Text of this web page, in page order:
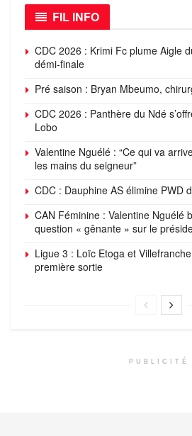
FIL INFO
CDC 2026 : Krimi Fc plume Aigle
démi-finale
Pré saison : Bryan Mbeumo,
CDC 2026 : Panthère du Ndé
Lobo
Valentine Nguélé : “Ce qui va
les mains du seigneur”
CDC : Dauphine AS élimine PWD
CAN Féminine : Valentine Nguélé
question « gênante » sur le
Ligue 3 : Loïc Etoga et
première sortie
PUBLICITÉ